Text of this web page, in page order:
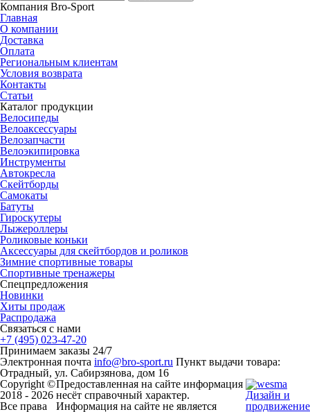
Компания Bro-Sport
Главная
О компании
Доставка
Оплата
Региональным клиентам
Условия возврата
Контакты
Статьи
Каталог продукции
Велосипеды
Велоаксессуары
Велозапчасти
Велоэкипировка
Инструменты
Автокресла
Скейтборды
Самокаты
Батуты
Гироскутеры
Лыжероллеры
Роликовые коньки
Аксессуары для скейтбордов и роликов
Зимние спортивные товары
Спортивные тренажеры
Спецпредложения
Новинки
Хиты продаж
Распродажа
Связаться с нами
+7 (495) 023-47-20
Принимаем заказы 24/7
Электронная почта info@bro-sport.ru Пункт выдачи товара:
Отрадный, ул. Сабирзянова, дом 16
Copyright ©
2018 - 2026
Все права
Предоставленная на сайте информация
несёт справочный характер.
Информация на сайте не является
Дизайн и
продвижение